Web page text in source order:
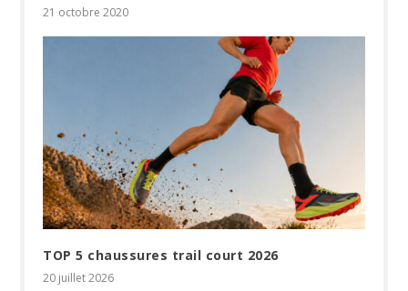
21 octobre 2020
TOP 5 chaussures trail court 2026
20 juillet 2026